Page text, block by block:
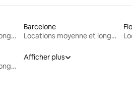
Locations moyenne et longue durée
Barcelone
Locations moyenne et longue durée
Locations moyenne et longue durée
Afficher plus